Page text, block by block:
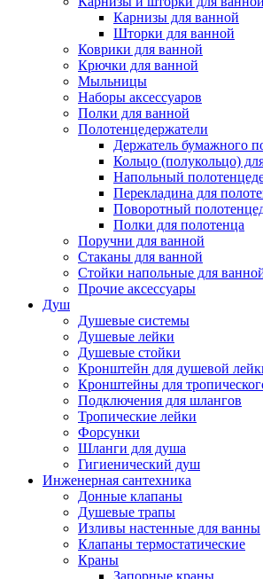
Карнизы для ванной
Шторки для ванной
Коврики для ванной
Крючки для ванной
Мыльницы
Наборы аксессуаров
Полки для ванной
Полотенцедержатели
Держатель бумажного
Кольцо (полукольцо)
Напольный
Перекладина для
Поворотный
Полки для полотенца
Поручни для ванной
Стаканы для ванной
Стойки напольные для
Прочие аксессуары
Душ
Душевые системы
Душевые лейки
Душевые стойки
Кронштейн для душевой
Кронштейны для
Подключения для шлангов
Тропические лейки
Форсунки
Шланги для душа
Гигиенический душ
Инженерная сантехника
Донные клапаны
Душевые трапы
Изливы настенные для ванны
Клапаны термостатические
Краны
Запорные краны